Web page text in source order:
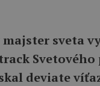
majster sveta
Svetového
deviate